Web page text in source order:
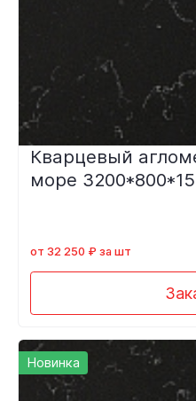
Кварцевый
море 3200*800*15
от 32 250 ₽ за шт
Новинка